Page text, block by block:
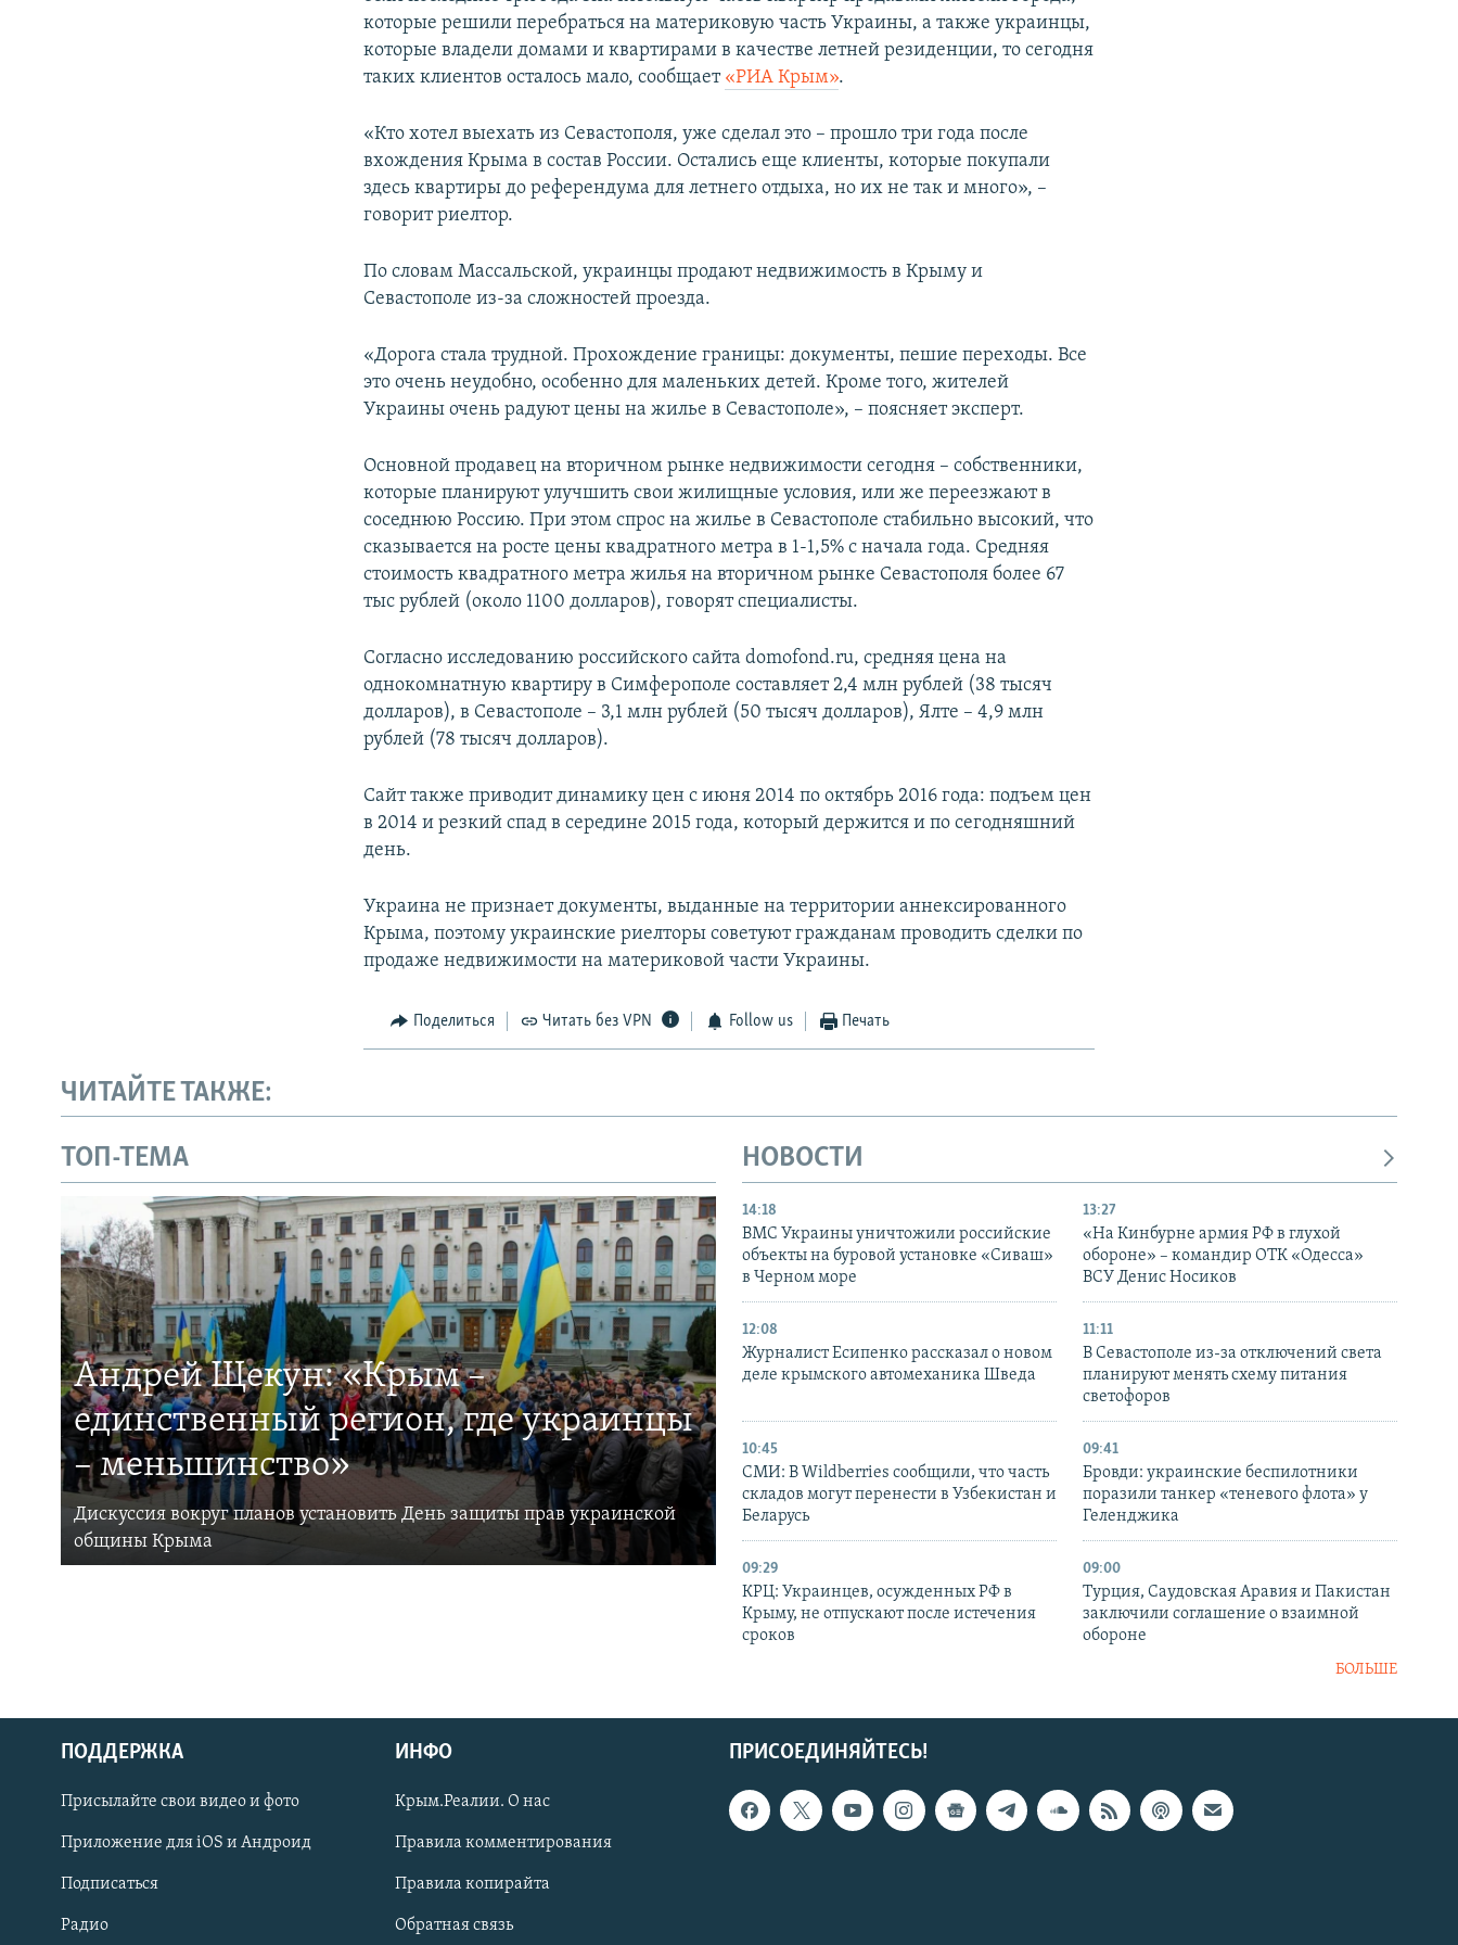
Українською
Qırımtatar
ПРИСОЕДИНЯЙТЕСЬ!
которые решили перебраться на материковую часть Украины, а также украинцы,
которые владели домами и квартирами в качестве летней резиденции, то сегодня
таких клиентов осталось мало, сообщает «РИА Крым».
«Кто хотел выехать из Севастополя, уже сделал это – прошло три года после
вхождения Крыма в состав России. Остались еще клиенты, которые покупали
здесь квартиры до референдума для летнего отдыха, но их не так и много», –
говорит риелтор.
По словам Массальской, украинцы продают недвижимость в Крыму и
Севастополе из-за сложностей проезда.
«Дорога стала трудной. Прохождение границы: документы, пешие переходы. Все
это очень неудобно, особенно для маленьких детей. Кроме того, жителей
Украины очень радуют цены на жилье в Севастополе», – поясняет эксперт.
Основной продавец на вторичном рынке недвижимости сегодня – собственники,
которые планируют улучшить свои жилищные условия, или же переезжают в
соседнюю Россию. При этом спрос на жилье в Севастополе стабильно высокий, что
сказывается на росте цены квадратного метра в 1-1,5% с начала года. Средняя
стоимость квадратного метра жилья на вторичном рынке Севастополя более 67
тыс рублей (около 1100 долларов), говорят специалисты.
Согласно исследованию российского сайта domofond.ru, средняя цена на
однокомнатную квартиру в Симферополе составляет 2,4 млн рублей (38 тысяч
долларов), в Севастополе – 3,1 млн рублей (50 тысяч долларов), Ялте – 4,9 млн
рублей (78 тысяч долларов).
Сайт также приводит динамику цен с июня 2014 по октябрь 2016 года: подъем цен
в 2014 и резкий спад в середине 2015 года, который держится и по сегодняшний
день.
Украина не признает документы, выданные на территории аннексированного
Крыма, поэтому украинские риелторы советуют гражданам проводить сделки по
продаже недвижимости на материковой части Украины.
Поделиться Читать без VPN Follow us Печать
ЧИТАЙТЕ ТАКЖЕ:
ТОП-ТЕМА
Андрей Щекун: «Крым –
единственный регион, где украинцы
– меньшинство»
Дискуссия вокруг планов установить День защиты прав украинской
общины Крыма
НОВОСТИ
14:18
ВМС Украины уничтожили российские
объекты на буровой установке «Сиваш»
в Черном море
13:27
«На Кинбурне армия РФ в глухой
обороне» – командир ОТК «Одесса»
ВСУ Денис Носиков
12:08
Журналист Есипенко рассказал о новом
деле крымского автомеханика Шведа
11:11
В Севастополе из-за отключений света
планируют менять схему питания
светофоров
10:45
СМИ: В Wildberries сообщили, что часть
складов могут перенести в Узбекистан и
Беларусь
09:41
Бровди: украинские беспилотники
поразили танкер «теневого флота» у
Геленджика
09:29
КРЦ: Украинцев, осужденных РФ в
Крыму, не отпускают после истечения
сроков
09:00
Турция, Саудовская Аравия и Пакистан
заключили соглашение о взаимной
обороне
БОЛЬШЕ
ПРИСОЕДИНЯЙТЕСЬ!
ПОДДЕРЖКА
Присылайте свои видео и фото
Приложение для iOS и Андроид
Подписаться
Радио
ИНФО
Крым.Реалии. О нас
Правила комментирования
Правила копирайта
Обратная связь